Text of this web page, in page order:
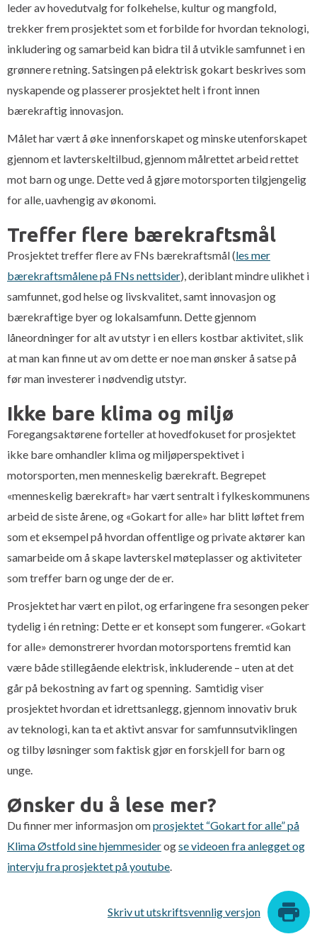
leder av hovedutvalg for folkehelse, kultur og mangfold,
trekker frem prosjektet som et forbilde for hvordan teknologi,
inkludering og samarbeid kan bidra til å utvikle samfunnet i en
grønnere retning. Satsingen på elektrisk gokart beskrives som
nyskapende og plasserer prosjektet helt i front innen
bærekraftig innovasjon.
Målet har vært å øke innenforskapet og minske utenforskapet
gjennom et lavterskeltilbud, gjennom målrettet arbeid rettet
mot barn og unge. Dette ved å gjøre motorsporten tilgjengelig
for alle, uavhengig av økonomi.
Treffer flere bærekraftsmål
Prosjektet treffer flere av FNs bærekraftsmål (les mer
bærekraftsmålene på FNs nettsider), deriblant mindre ulikhet i
samfunnet, god helse og livskvalitet, samt innovasjon og
bærekraftige byer og lokalsamfunn. Dette gjennom
låneordninger for alt av utstyr i en ellers kostbar aktivitet, slik
at man kan finne ut av om dette er noe man ønsker å satse på
før man investerer i nødvendig utstyr.
Ikke bare klima og miljø
Foregangsaktørene forteller at hovedfokuset for prosjektet
ikke bare omhandler klima og miljøperspektivet i
motorsporten, men menneskelig bærekraft. Begrepet
«menneskelig bærekraft» har vært sentralt i fylkeskommunens
arbeid de siste årene, og «Gokart for alle» har blitt løftet frem
som et eksempel på hvordan offentlige og private aktører kan
samarbeide om å skape lavterskel møteplasser og aktiviteter
som treffer barn og unge der de er.
Prosjektet har vært en pilot, og erfaringene fra sesongen peker
tydelig i én retning: Dette er et konsept som fungerer. «Gokart
for alle» demonstrerer hvordan motorsportens fremtid kan
være både stillegående elektrisk, inkluderende – uten at det
går på bekostning av fart og spenning. Samtidig viser
prosjektet hvordan et idrettsanlegg, gjennom innovativ bruk
av teknologi, kan ta et aktivt ansvar for samfunnsutviklingen
og tilby løsninger som faktisk gjør en forskjell for barn og
unge.
Ønsker du å lese mer?
Du finner mer informasjon omprosjektet “Gokart for alle” på
Klima Østfold sine hjemmesiderogse videoen fra anlegget og
intervju fra prosjektet på youtube.
Skriv ut utskriftsvennlig versjon